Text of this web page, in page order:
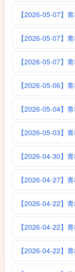
【2026-05-07】
【2026-05-07】
【2026-05-07】
【2026-05-06】
【2026-05-04】
【2026-05-03】
【2026-04-30】
【2026-04-27】
【2026-04-22】
【2026-04-22】
【2026-04-22】